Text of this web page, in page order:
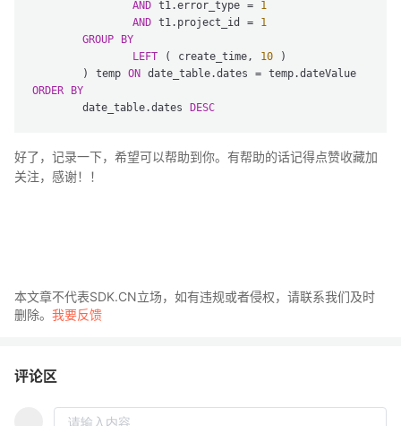
AND t1.error_type = 1
AND t1.project_id = 1
GROUP
BY
LEFT ( create_time, 10 )
	) temp
ON
ORDER
BY
	date_table.dates
DESC
好了，记录一下，希望可以帮助到你。有帮助的话记得点赞收藏加
关注，感谢！！
本文章不代表SDK.CN立场，如有违规或者侵权，请联系我们及时
删除。 我要反馈
评论区